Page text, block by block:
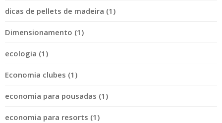
dicas de pellets de madeira (1)
Dimensionamento (1)
ecologia (1)
Economia clubes (1)
economia para pousadas (1)
economia para resorts (1)